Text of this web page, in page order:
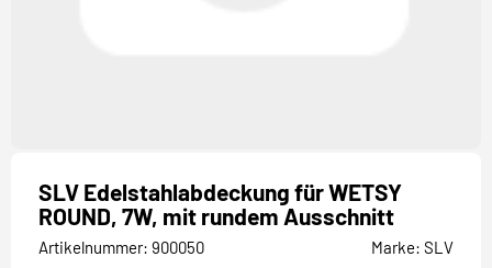
SLV Edelstahlabdeckung für WETSY
ROUND, 7W, mit rundem Ausschnitt
Artikelnummer: 900050 Marke: SLV